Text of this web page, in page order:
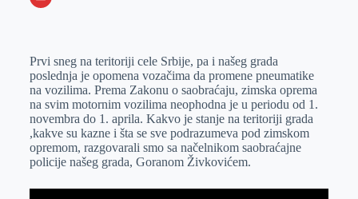
e
r
I
n
s
A
p
p
a
i
l
Prvi sneg na teritoriji cele Srbije, pa i našeg grada
poslednja je opomena vozačima da promene pneumatike
na vozilima. Prema Zakonu o saobraćaju, zimska oprema
na svim motornim vozilima neophodna je u periodu od 1.
novembra do 1. aprila. Kakvo je stanje na teritoriji grada
,kakve su kazne i šta se sve podrazumeva pod zimskom
opremom, razgovarali smo sa načelnikom saobraćajne
policije našeg grada, Goranom Živkovićem.